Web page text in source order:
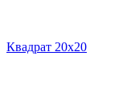
Квадрат 20х20